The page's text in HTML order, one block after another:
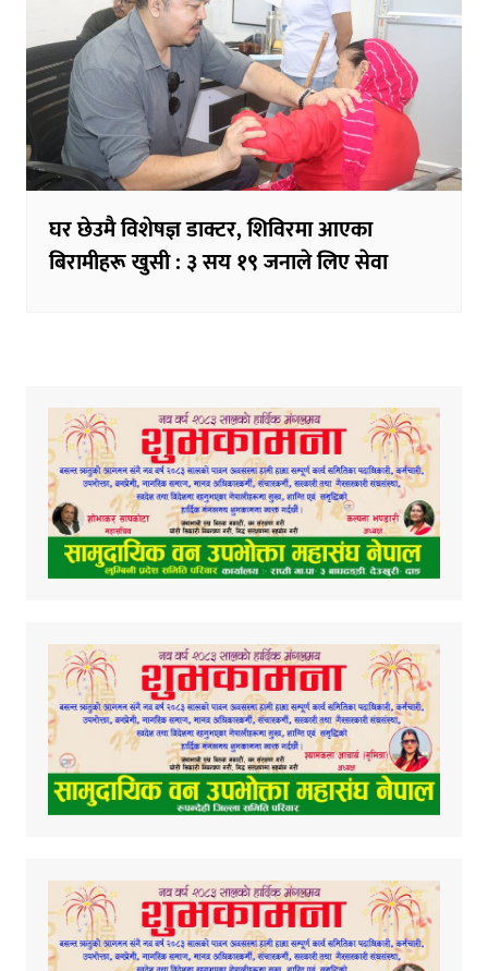
घर छेउमै विशेषज्ञ डाक्टर, शिविरमा आएका
बिरामीहरू खुसी : ३ सय १९ जनाले लिए सेवा